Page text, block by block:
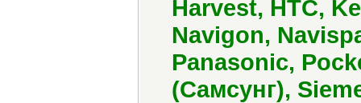
Harvest, HTC,
Navigon,
Panasonic,
(Самсунг),